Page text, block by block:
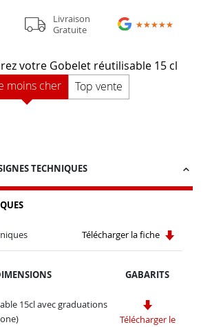
Livraison
Gratuite
★★★★★
★★★★★
votre Gobelet réutilisable 15 cl
moins cher
Top vente
TECHNIQUES
Télécharger la fiche
GABARITS
15cl avec graduations
Télécharger le